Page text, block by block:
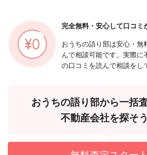
完全無料・安心して口コミ
おうちの語り部は安心・無
んで相談可能です。実際に
の口コミを読んで相談をし
おうちの語り部から一括査
不動産会社を探そ